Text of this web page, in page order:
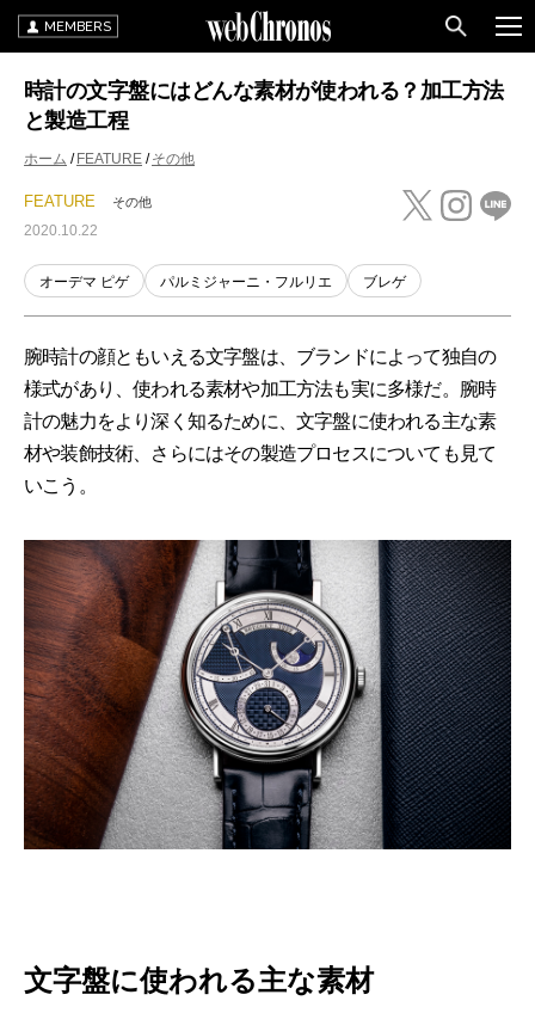
MEMBERS
時計の文字盤にはどんな素材が使われる？加工方法
と製造工程
ホーム FEATURE その他
FEATURE その他
2020.10.22
オーデマ ピゲ パルミジャーニ・フルリエ ブレゲ
腕時計の顔ともいえる文字盤は、ブランドによって独自の
様式があり、使われる素材や加工方法も実に多様だ。腕時
計の魅力をより深く知るために、文字盤に使われる主な素
材や装飾技術、さらにはその製造プロセスについても見て
いこう。
文字盤に使われる主な素材